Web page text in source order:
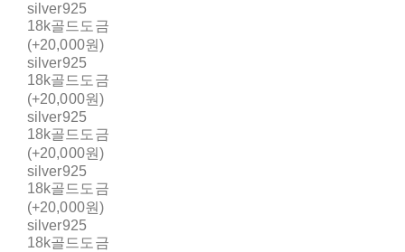
silver925
18k골드도금
(+20,000원)
silver925
18k골드도금
(+20,000원)
silver925
18k골드도금
(+20,000원)
silver925
18k골드도금
(+20,000원)
silver925
18k골드도금